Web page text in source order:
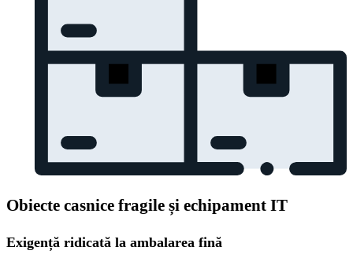
Obiecte casnice fragile și echipament IT
Exigență ridicată la ambalarea fină